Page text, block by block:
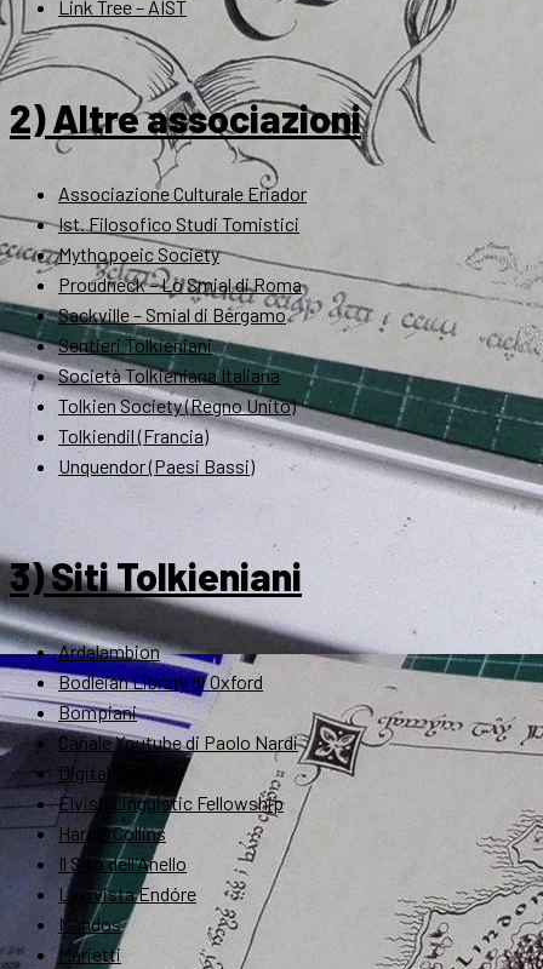
Link Tree – AIST
2) Altre associazioni
Associazione Culturale Eriador
Ist. Filosofico Studi Tomistici
Mythopoeic Society
Proudneck – Lo Smial di Roma
Sackville – Smial di Bergamo
Sentieri Tolkieniani
Società Tolkieniana Italiana
Tolkien Society (Regno Unito)
Tolkiendil (Francia)
Unquendor (Paesi Bassi)
3) Siti Tolkieniani
Ardalambion
Bodleian Library di Oxford
Bompiani
Canale Youtube di Paolo Nardi
Digital Tolkien
Elvish Linguistic Fellowship
HarperCollins
Il Sito dell'Anello
La rivista Endóre
Mandos
Marietti